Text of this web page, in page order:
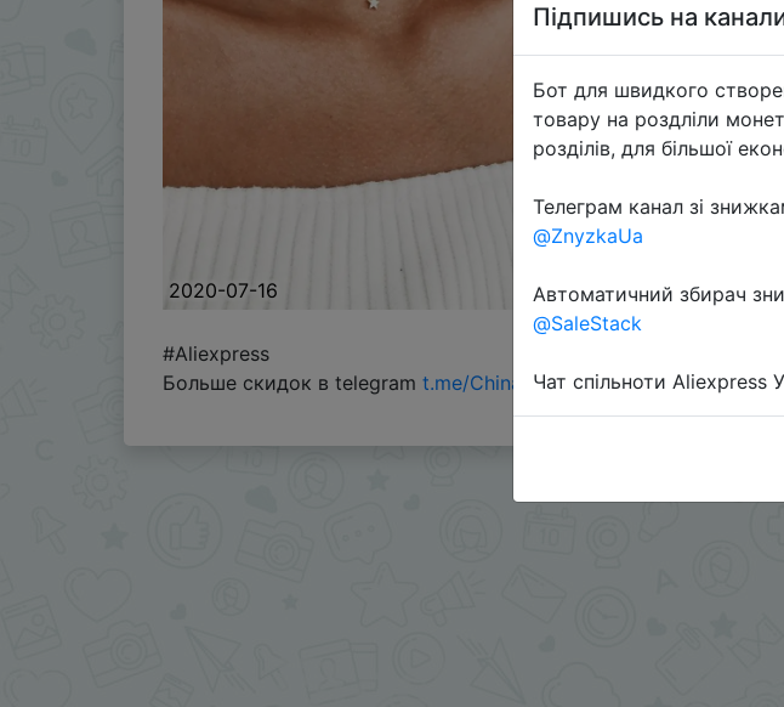
2020-07-16
#Aliexpress
Больше скидок в telegram t.me/ChinaGoodBuy
Підпишись на
Бот для швидкого
товару на роздліли
розділів, для більшої
Телеграм канал зі
@ZnyzkaUa
Автоматичний збирач
@SaleStack
Чат спільноти Aliexpress